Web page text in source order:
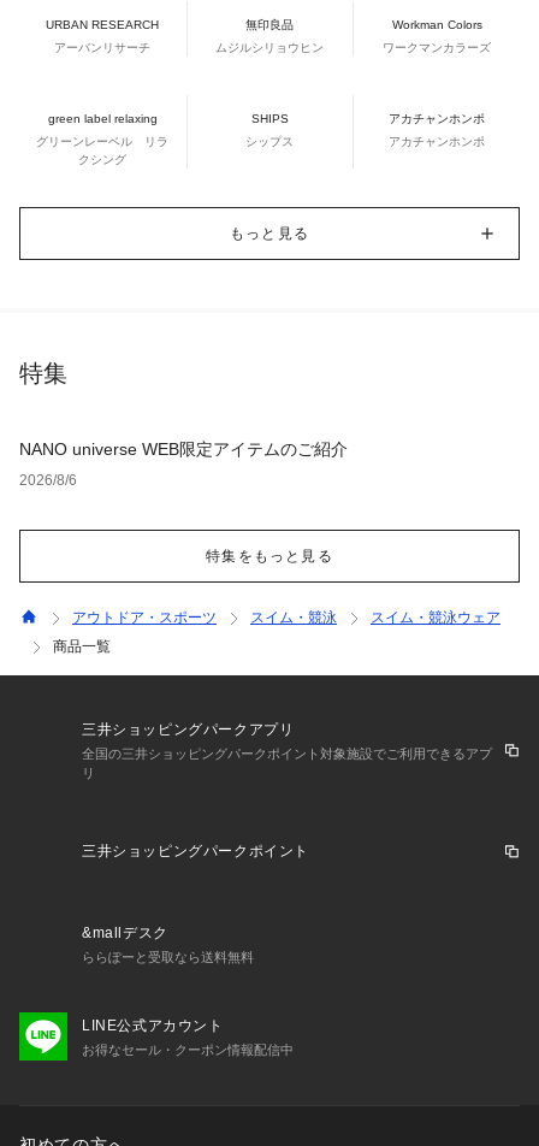
URBAN RESEARCH
アーバンリサーチ
無印良品
ムジルシリョウヒン
Workman Colors
ワークマンカラーズ
green label relaxing
グリーンレーベル リラ
クシング
SHIPS
シップス
アカチャンホンポ
アカチャンホンポ
もっと見る
特集
NANO universe WEB限定アイテムのご紹介
2026/8/6
特集をもっと見る
アウトドア・スポーツ スイム・競泳
スイム・競泳ウェア
商品一覧
三井ショッピングパークアプリ
全国の三井ショッピングパークポイント対象施設でご利用できるアプ
リ
三井ショッピングパークポイント
&mallデスク
ららぽーと受取なら送料無料
LINE公式アカウント
お得なセール・クーポン情報配信中